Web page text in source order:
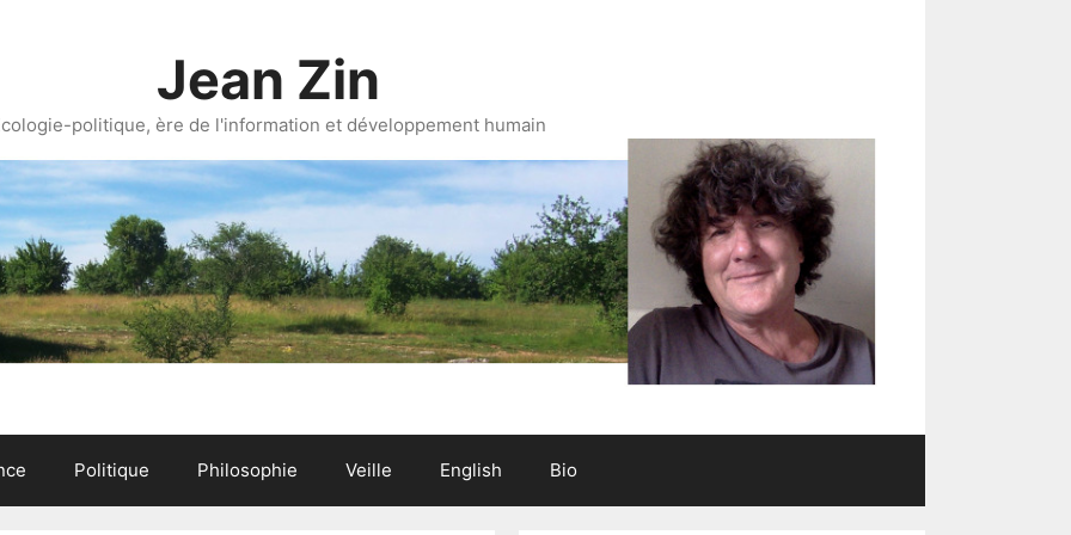
Jean Zin
politique, ère de l'information et développement humain
Politique Philosophie Veille English Bio